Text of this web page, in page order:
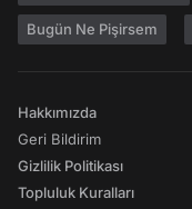
Bugün Ne Pişirsem
Hakkımızda
Geri Bildirim
Gizlilik Politikası
Topluluk Kuralları